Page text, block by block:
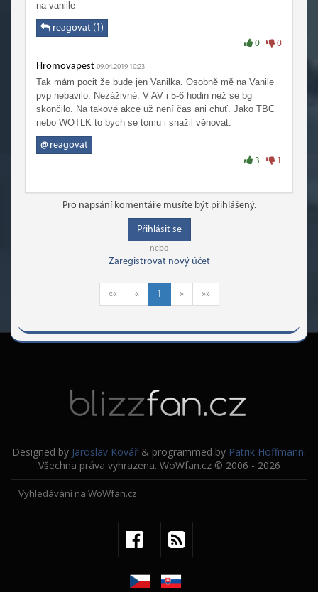
na vanille
reagovat (1)
0 0
Hromovapest 09.04.2019 10:23
Tak mám pocit že bude jen Vanilka. Osobně mě na Vanile
pvp nebavilo. Nezáživné. V AV i 5-6 hodin než se bg
skončilo. Na takové akce už není čas ani chuť. Jako TBC
nebo WOTLK to bych se tomu i snažil věnovat.
@reagovat
3 1
Pro napsání komentáře musíte být přihlášený.
Přihlásit se
nebo
Zaregistrovat nový účet
«« « 1 » »»
Designed by Jaroslav Kovář & programmed by Patrik Hoffmann.
Všechna práva vyhrazena. WoWfan.cz © 2006 - 2026